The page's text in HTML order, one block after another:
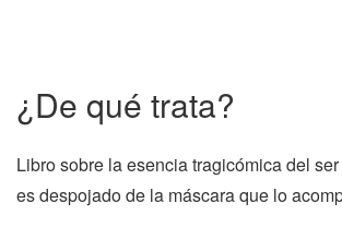
¿De qué trata?
Libro sobre la esencia tragicómica del
es despojado de la máscara que lo